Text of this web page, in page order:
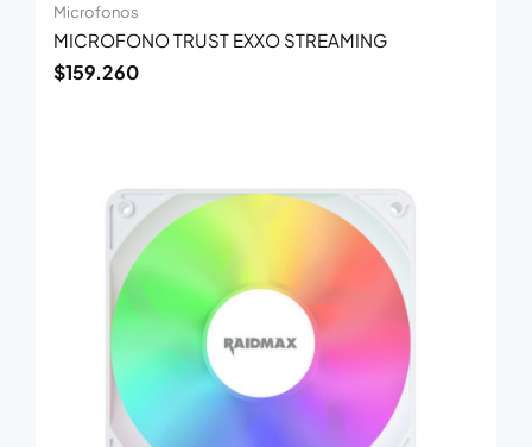
Microfonos
MICROFONO TRUST EXXO STREAMING
$159.260